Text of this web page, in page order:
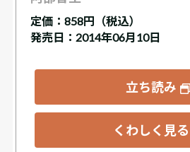
定価： 858円（税込）
発売日：2014年06月10日
立ち読み
くわしく見る